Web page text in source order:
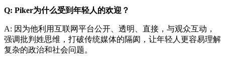
Q: Piker为什么受到年轻人的欢迎？
A: 因为他利用互联网平台公开、透明、直接，与观众互动，
强调批判姓思维，打破传统媒体的隔阂，让年轻人更容易理解
复杂的政治和社会问题。